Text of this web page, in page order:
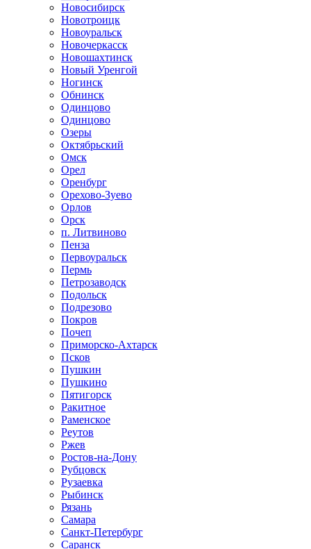
Новосибирск
Новотроицк
Новоуральск
Новочеркасск
Новошахтинск
Новый Уренгой
Ногинск
Обнинск
Одинцово
Одинцово
Озеры
Октябрьский
Омск
Орел
Оренбург
Орехово-Зуево
Орлов
Орск
п. Литвиново
Пенза
Первоуральск
Пермь
Петрозаводск
Подольск
Подрезово
Покров
Почеп
Приморско-Ахтарск
Псков
Пушкин
Пушкино
Пятигорск
Ракитное
Раменское
Реутов
Ржев
Ростов-на-Дону
Рубцовск
Рузаевка
Рыбинск
Рязань
Самара
Санкт-Петербург
Саранск